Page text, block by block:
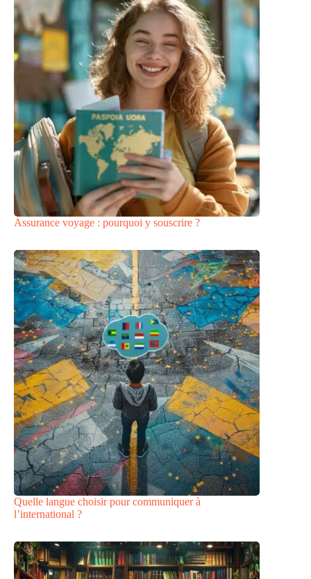
Assurance voyage : pourquoi y souscrire ?
Quelle langue choisir pour communiquer à
l’international ?